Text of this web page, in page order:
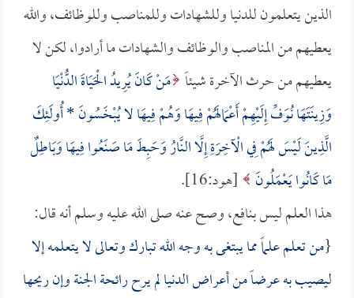
الذين يتعلمون للدنيا وللشهادات وللمناصب وللوظائف، والله
يعطيهم من المناصب والوظائف والشهادات ما أرادوا، لكن لا
يعطيهم من حرث الآخرة شيئاً مَنْ كَانَ يُرِيدُ الْحَيَاةَ الدُّنْيَا
وَزِينَتَهَا نُوَفِّ إِلَيْهِمْ أَعْمَالَهُمْ فِيهَا وَهُمْ فِيهَا لا يُبْخَسُونَ * أُولَئِكَ
الَّذِينَ لَيْسَ لَهُمْ فِي الْآخِرَةِ إِلَّا النَّارُ وَحَبِطَ مَا صَنَعُوا فِيهَا وَبَاطِلٌ
مَا كَانُوا يَعْمَلُونَ
[هود:16].
هذا العلم ليس بنافع، وصح عنه صلى الله عليه وسلم أنه قال:
{من تعلم علماً مما يبتغى به وجه الله تبارك وتعالى لا يتعلمه إلا
ليصيب به عرضاً من أعراض الدنيا لم يرح رائحة الجنة وإن ريحها